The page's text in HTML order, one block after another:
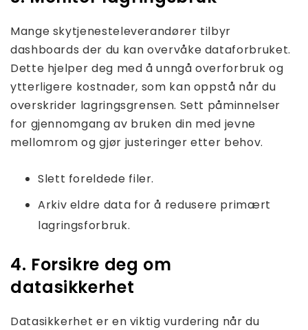
Mange skytjenesteleverandører tilbyr
dashboards der du kan overvåke dataforbruket.
Dette hjelper deg med å unngå overforbruk og
ytterligere kostnader, som kan oppstå når du
overskrider lagringsgrensen. Sett påminnelser
for gjennomgang av bruken din med jevne
mellomrom og gjør justeringer etter behov.
Slett foreldede filer.
Arkiv eldre data for å redusere primært
lagringsforbruk.
4. Forsikre deg om
datasikkerhet
Datasikkerhet er en viktig vurdering når du